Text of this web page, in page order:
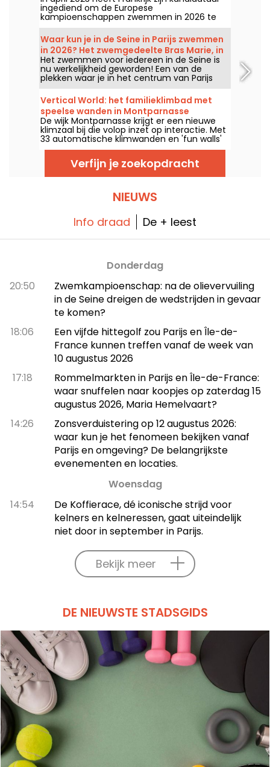
ingediend om de Europese
kampioenschappen zwemmen in 2026 te
organiseren. Van 31 juli tot en met 16
augustus staat het Olympisch
Zwemcentrum klaar om onze zwemmers
aan te moedigen. Hier vind je alle informatie
die je moet weten over de competitie en de
onderdelen!
Waar kun je in de Seine in Parijs zwemmen
in 2026? Het zwemgedeelte Bras Marie, in
het 4e arrondissement
Het zwemmen voor iedereen in de Seine is
nu werkelijkheid geworden! Een van de
plekken waar je in het centrum van Parijs
kunt zwemmen, is Bras Marie, nu gelegen
aan de voet van de Pont Louis-Philippe.
Gratis toegankelijk biedt deze plek de
mogelijkheid om in de rivier te zwemmen
terwijl je het historische hart van de stad
bewondert.
Vertical World: het familieklimbad met
speelse wanden in Montparnasse
De wijk Montparnasse krijgt er een nieuwe
klimzaal bij die volop inzet op interactie. Met
33 automatische klimwanden en 'fun walls'
voorzien van verlichte grepen biedt deze
multi-niveau klimtempel een toegankelijke
ervaring voor zowel ervaren klimmers als
gezinnen die op zoek zijn naar leuke
Verfijn je zoekopdracht
NIEUWS
Info draad De + leest
Donderdag
20:50
Zwemkampioenschap: na de olievervuiling
in de Seine dreigen de wedstrijden in gevaar
te komen?
18:06
Een vijfde hittegolf zou Parijs en Île-de-
France kunnen treffen vanaf de week van
10 augustus 2026
17:18
Rommelmarkten in Parijs en Île-de-France:
waar snuffelen naar koopjes op zaterdag 15
augustus 2026, Maria Hemelvaart?
14:26
Zonsverduistering op 12 augustus 2026:
waar kun je het fenomeen bekijken vanaf
Parijs en omgeving? De belangrijkste
evenementen en locaties.
Woensdag
14:54
De Koffierace, dé iconische strijd voor
kelners en kelneressen, gaat uiteindelijk
niet door in september in Parijs.
Bekijk meer
DE NIEUWSTE STADSGIDS